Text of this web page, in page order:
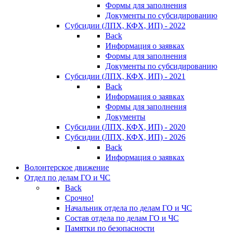
Формы для заполнения
Документы по субсидированию
Субсидии (ЛПХ, КФХ, ИП) - 2022
Back
Информация о заявках
Формы для заполнения
Документы по субсидированию
Субсидии (ЛПХ, КФХ, ИП) - 2021
Back
Информация о заявках
Формы для заполнения
Документы
Субсидии (ЛПХ, КФХ, ИП) - 2020
Субсидии (ЛПХ, КФХ, ИП) - 2026
Back
Информация о заявках
Волонтерское движение
Отдел по делам ГО и ЧС
Back
Срочно!
Начальник отдела по делам ГО и ЧС
Состав отдела по делам ГО и ЧС
Памятки по безопасности